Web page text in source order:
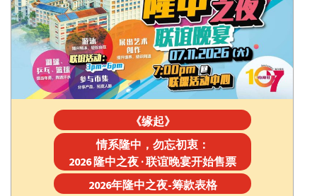
《缘起》
情系隆中，勿忘初衷：
2026 隆中之夜 · 联谊晚宴开始售票
2026年隆中之夜-筹款表格